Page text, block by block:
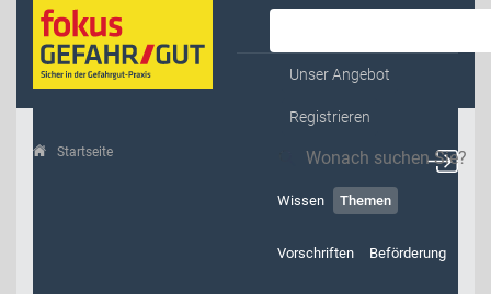
Unser Angebot
Registrieren
Wissen Themen
Vorschriften Beförderung
Startseite Gefahrgutbeauftragter